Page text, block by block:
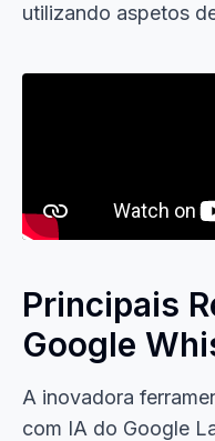
utilizando aspetos
Principais
Google
A inovadora
com IA do Google